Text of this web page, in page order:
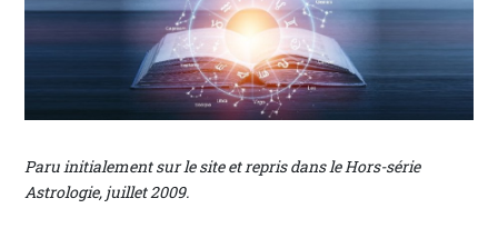
Paru initialement sur le site et repris dans le Hors-série
Astrologie, juillet 2009.